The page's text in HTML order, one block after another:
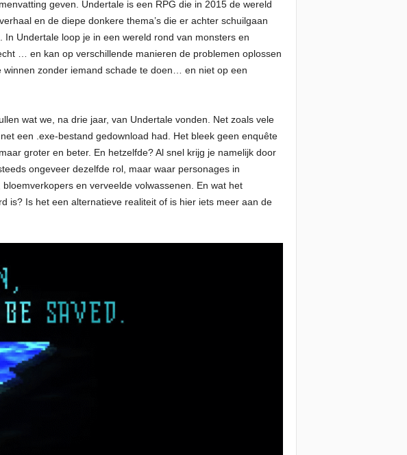
geven. Undertale is een RPG die in 2015 de wereld
en de diepe donkere thema’s die er achter schuilgaan
Undertale loop je in een wereld rond van monsters en
… en kan op verschillende manieren de problemen oplossen
zonder iemand schade te doen… en niet op een
wat we, na drie jaar, van Undertale vonden. Net zoals vele
een .exe-bestand gedownload had. Het bleek geen enquête
groter en beter. En hetzelfde? Al snel krijg je namelijk door
ongeveer dezelfde rol, maar waar personages in
en verveelde volwassenen. En wat het
is? Is het een alternatieve realiteit of is hier iets meer aan de